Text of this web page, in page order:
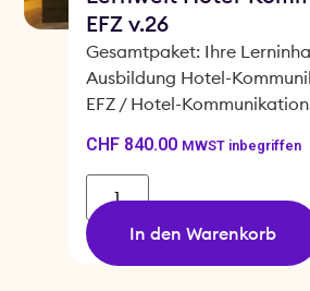
EFZ v.26
Gesamtpaket: Ihre
Ausbildung Hotel-
EFZ / Hotel-
CHF840.00 MWST inbegriffen
In den Warenkorb